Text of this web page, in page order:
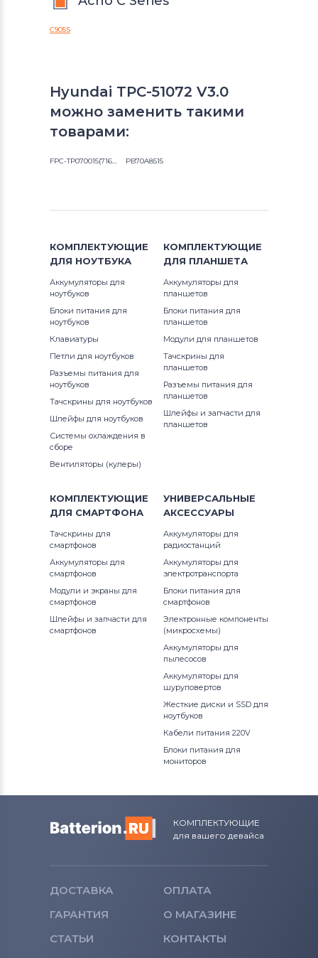
C905S
Hyundai TPC-51072 V3.0
можно заменить такими
товарами:
FPC-TP070015(716)-02 PB70A8515
КОМПЛЕКТУЮЩИЕ
ДЛЯ НОУТБУКА
Аккумуляторы для
ноутбуков
Блоки питания для
ноутбуков
Клавиатуры
Петли для ноутбуков
Разъемы питания для
ноутбуков
Тачскрины для ноутбуков
Шлейфы для ноутбуков
Системы охлаждения в
сборе
Вентиляторы (кулеры)
КОМПЛЕКТУЮЩИЕ
ДЛЯ ПЛАНШЕТА
Аккумуляторы для
планшетов
Блоки питания для
планшетов
Модули для планшетов
Тачскрины для
планшетов
Разъемы питания для
планшетов
Шлейфы и запчасти для
планшетов
КОМПЛЕКТУЮЩИЕ
ДЛЯ СМАРТФОНА
Тачскрины для
смартфонов
Аккумуляторы для
смартфонов
Модули и экраны для
смартфонов
Шлейфы и запчасти для
смартфонов
УНИВЕРСАЛЬНЫЕ
АКСЕССУАРЫ
Аккумуляторы для
радиостанций
Аккумуляторы для
электротранспорта
Блоки питания для
смартфонов
Электронные компоненты
(микросхемы)
Аккумуляторы для
пылесосов
Аккумуляторы для
шуруповертов
Жесткие диски и SSD для
ноутбуков
Кабели питания 220V
Блоки питания для
мониторов
КОМПЛЕКТУЮЩИЕ
для вашего девайса
ДОСТАВКА
ОПЛАТА
ГАРАНТИЯ
О МАГАЗИНЕ
СТАТЬИ
КОНТАКТЫ